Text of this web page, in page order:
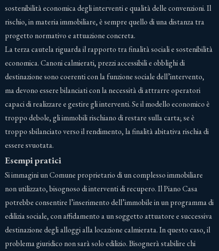
sostenibilità economica degli interventi e qualità delle convenzioni. Il
rischio, in materia immobiliare, è sempre quello di una distanza tra
progetto normativo e attuazione concreta.
La terza cautela riguarda il rapporto tra finalità sociali e sostenibilità
economica. Canoni calmierati, prezzi accessibili e obblighi di
destinazione sono coerenti con la funzione sociale dell’intervento,
ma devono essere bilanciati con la necessità di attrarre operatori
capaci di realizzare e gestire gli interventi. Se il modello economico è
troppo debole, gli immobili rischiano di restare sulla carta; se è
troppo sbilanciato verso il rendimento, la finalità abitativa rischia di
essere svuotata.
Esempi pratici
Si immagini un Comune proprietario di un complesso immobiliare
non utilizzato, bisognoso di interventi di recupero. Il Piano Casa
potrebbe consentire l’inserimento dell’immobile in un programma di
edilizia sociale, con affidamento a un soggetto attuatore e successiva
destinazione degli alloggi alla locazione calmierata. In questo caso, il
problema giuridico non sarà solo edilizio. Bisognerà stabilire chi